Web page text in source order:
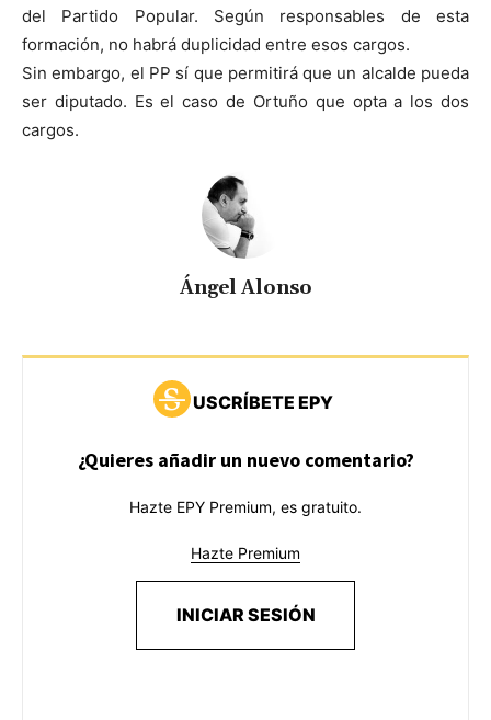
del Partido Popular. Según responsables de esta
formación, no habrá duplicidad entre esos cargos.
Sin embargo, el PP sí que permitirá que un alcalde pueda
ser diputado. Es el caso de Ortuño que opta a los dos
cargos.
Ángel Alonso
USCRÍBETE EPY
¿Quieres añadir un nuevo comentario?
Hazte EPY Premium, es gratuito.
Hazte Premium
INICIAR SESIÓN